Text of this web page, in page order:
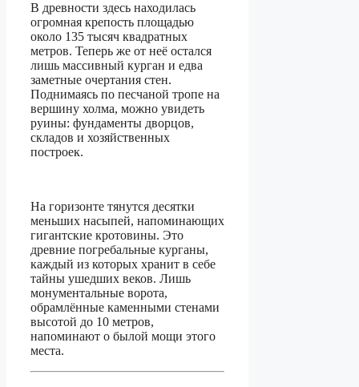
В древности здесь находилась
огромная крепость площадью
около 135 тысяч квадратных
метров. Теперь же от неё остался
лишь массивный курган и едва
заметные очертания стен.
Поднимаясь по песчаной тропе на
вершину холма, можно увидеть
руины: фундаменты дворцов,
складов и хозяйственных
построек.
На горизонте тянутся десятки
меньших насыпей, напоминающих
гигантские кротовины. Это
древние погребальные курганы,
каждый из которых хранит в себе
тайны ушедших веков. Лишь
монументальные ворота,
обрамлённые каменными стенами
высотой до 10 метров,
напоминают о былой мощи этого
места.